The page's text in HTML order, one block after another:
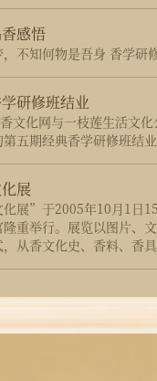
感悟
醉卧白云闲入梦，不
研修班结业
文化网与一枝莲生活文化
五期经典香学研修班结业
展
化展”于2005年10月1日
重举行。展览以图片、
从香文化史、香料、香